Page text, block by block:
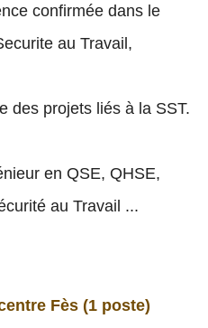
confirmée dans le
au Travail,
des projets liés à la SST.
en QSE, QHSE,
au Travail ...
Fès (1 poste)